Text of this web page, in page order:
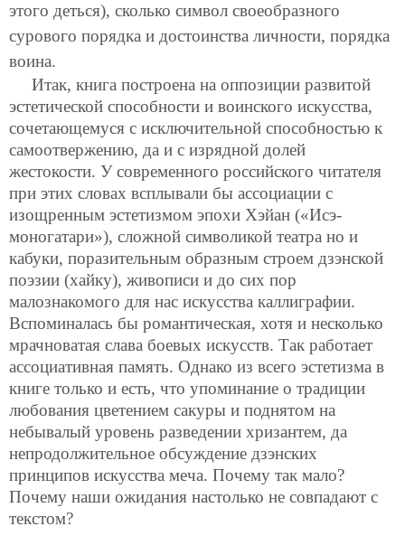
этого деться), сколько символ своеобразного
сурового порядка и достоинства личности, порядка
воина.
Итак, книга построена на оппозиции развитой
эстетической способности и воинского искусства,
сочетающемуся с исключительной способностью к
самоотвержению, да и с изрядной долей
жестокости. У современного российского читателя
при этих словах всплывали бы ассоциации с
изощренным эстетизмом эпохи Хэйан («Исэ-
моногатари»), сложной символикой театра но и
кабуки, поразительным образным строем дзэнской
поэзии (хайку), живописи и до сих пор
малознакомого для нас искусства каллиграфии.
Вспоминалась бы романтическая, хотя и несколько
мрачноватая слава боевых искусств. Так работает
ассоциативная память. Однако из всего эстетизма в
книге только и есть, что упоминание о традиции
любования цветением сакуры и поднятом на
небывалый уровень разведении хризантем, да
непродолжительное обсуждение дзэнских
принципов искусства меча. Почему так мало?
Почему наши ожидания настолько не совпадают с
текстом?